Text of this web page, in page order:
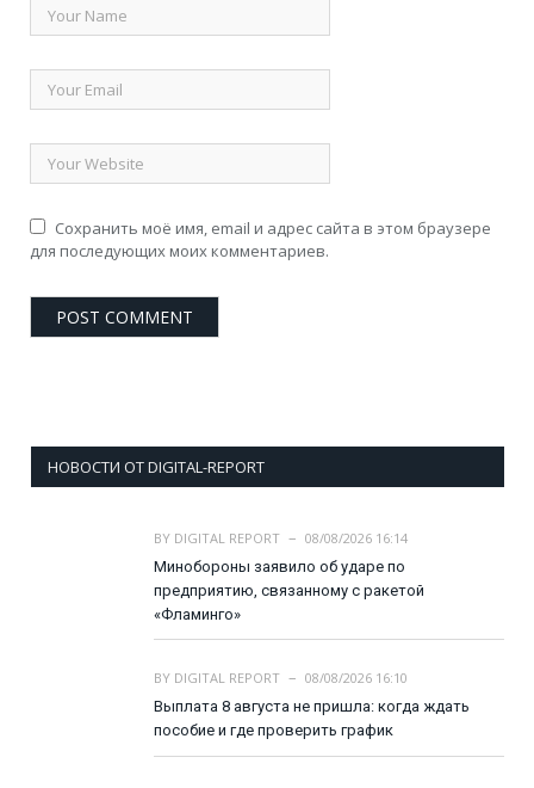
Сохранить моё имя, email и адрес сайта в этом браузере
для последующих моих комментариев.
НОВОСТИ ОТ DIGITAL-REPORT
BY DIGITAL REPORT
08/08/2026 16:14
Минобороны заявило об ударе по
предприятию, связанному с ракетой
«Фламинго»
BY DIGITAL REPORT
08/08/2026 16:10
Выплата 8 августа не пришла: когда ждать
пособие и где проверить график